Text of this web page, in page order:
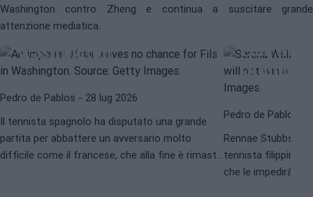
Washington contro Zheng e continua a suscitare grande
attenzione mediatica.
Un Jódar imperiale non
dà opzioni a Fils a
Washington
Pedro de Pablos - 28 lug 2026
Il tennista spagnolo ha disputato una grande
partita per abbattere un avversario molto
difficile come il francese, che alla fine è rimasto
Eala
Grand
Pedro de Pablos
Rennae Stubbs
tennista filippina
che le impedirà di